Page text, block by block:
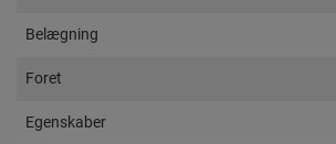
Belægning
Foret
Egenskaber